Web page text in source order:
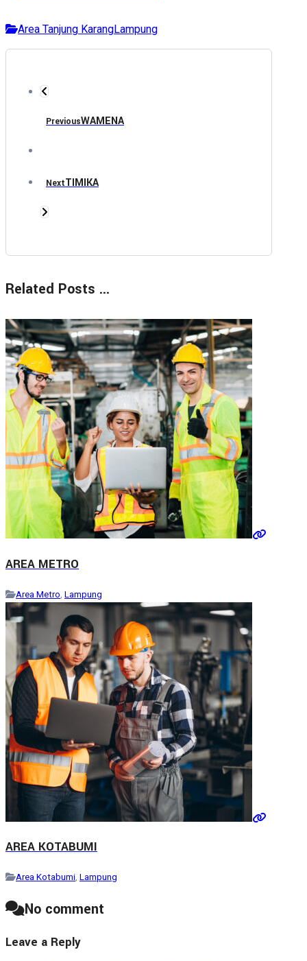
Area Tanjung KarangLampung
PreviousWAMENA
NextTIMIKA
Related Posts ...
AREA METRO
Area Metro Lampung
AREA KOTABUMI
Area Kotabumi, Lampung
No comment
Leave a Reply